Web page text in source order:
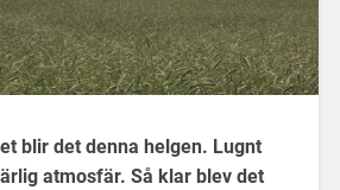
blir det denna helgen. Lugnt
atmosfär. Så klar blev det